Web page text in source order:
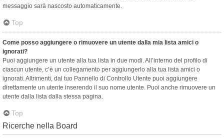
messaggio sarà nascosto automaticamente.
Top
Come posso aggiungere o rimuovere un utente dalla mia lista amici o
ignorati?
Puoi aggiungere un utente alla tua lista in due modi. All’interno del profilo di
ciascun utente, c’è un collegamento per aggiungerlo alla tua lista amici o
ignorati. Altrimenti, dal tuo Pannello di Controllo Utente puoi aggiungere
direttamente un utente inserendo il suo nome utente. Puoi anche rimuovere un
utente dalla lista dalla stessa pagina.
Top
Ricerche nella Board